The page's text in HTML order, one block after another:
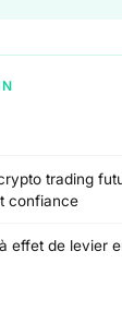
trading
confiance
effet de levier